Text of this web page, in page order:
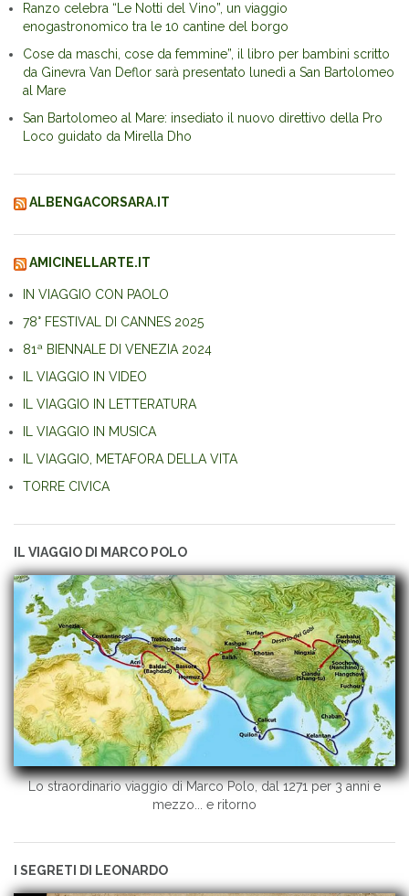
Ranzo celebra “Le Notti del Vino”, un viaggio
enogastronomico tra le 10 cantine del borgo
Cose da maschi, cose da femmine”, il libro per bambini scritto
da Ginevra Van Deflor sarà presentato lunedì a San Bartolomeo
al Mare
San Bartolomeo al Mare: insediato il nuovo direttivo della Pro
Loco guidato da Mirella Dho
ALBENGACORSARA.IT
AMICINELLARTE.IT
IN VIAGGIO CON PAOLO
78° FESTIVAL DI CANNES 2025
81ª BIENNALE DI VENEZIA 2024
IL VIAGGIO IN VIDEO
IL VIAGGIO IN LETTERATURA
IL VIAGGIO IN MUSICA
IL VIAGGIO, METAFORA DELLA VITA
TORRE CIVICA
IL VIAGGIO DI MARCO POLO
Lo straordinario viaggio di Marco Polo, dal 1271 per 3 anni e
mezzo... e ritorno
I SEGRETI DI LEONARDO